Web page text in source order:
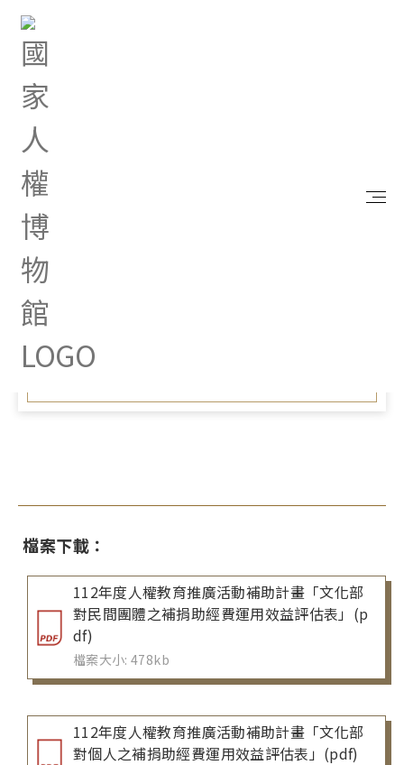
首頁
民間團體及個人效益評估
Feb 21, 2024 |
權教育推廣活動補助」民間
團體及個人效益評估
檔案下載：
112年度人權教育推廣活動補助計畫「文化部
對民間團體之補捐助經費運用效益評估表」(p
df)
檔案大小: 478kb
112年度人權教育推廣活動補助計畫「文化部
對個人之補捐助經費運用效益評估表」(pdf)